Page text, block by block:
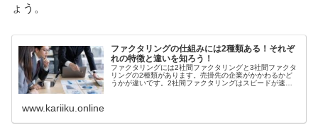
ょう。
ファクタリングの仕組みには2種類ある！それぞ
れの特徴と違いを知ろう！
ファクタリングには2社間ファクタリングと3社間ファクタ
リングの2種類があります。売掛先の企業がかかわるかど
うかが違いです。2社間ファクタリングはスピードが速い
www.kariiku.online